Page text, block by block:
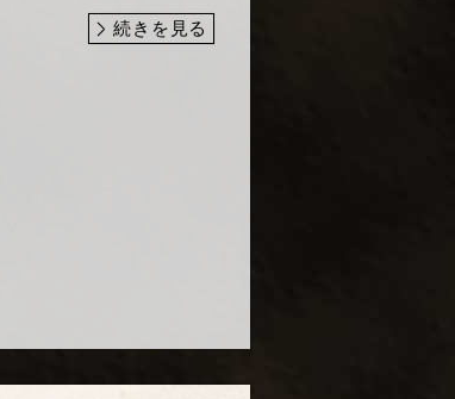
続きを見る